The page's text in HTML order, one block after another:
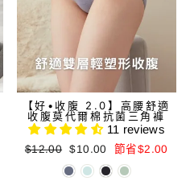
【好•收腹 2.0】高腰舒適
收腹莫代爾棉抗菌三角褲
11 reviews
正
$12.00 減
價
價
$10.00 節省$2.00